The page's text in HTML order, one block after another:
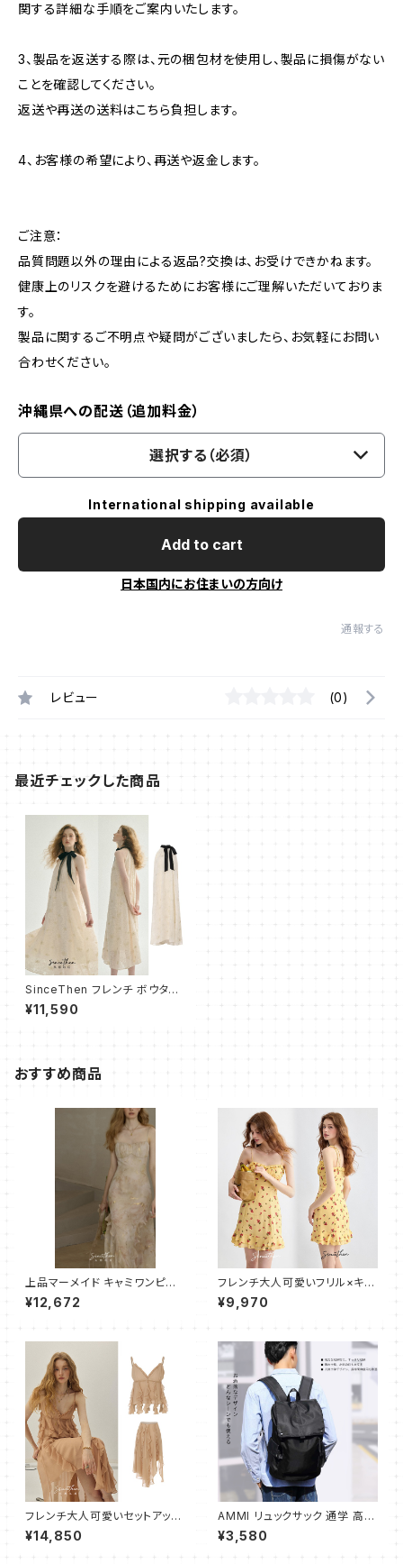
関する詳細な手順をご案内いたします。
3、製品を返送する際は、元の梱包材を使用し、製品に損傷がない
ことを確認してください。
返送や再送の送料はこちら負担します。
4、お客様の希望により、再送や返金します。
ご注意：
品質問題以外の理由による返品?交換は、お受けできかねます。
健康上のリスクを避けるためにお客様にご理解いただいておりま
す。
製品に関するご不明点や疑問がございましたら、お気軽にお問い
合わせください。
沖縄県への配送（追加料金）
選択する（必須）
International shipping available
Add to cart
日本国内にお住まいの方向け
通報する
レビュー (0)
最近チェックした商品
SinceThen フレンチ ボウタイ
ワンピース 刺繍 華やか Long
2024
¥11,590
おすすめ商品
上品マーメイド キャミワンピー
ス パーティードレス ロング
¥12,672
フレンチ大人可愛いフリル×キャ
ミワンピース ショート
¥9,970
フレンチ大人可愛いセットアップ
フリル×フリンジ
¥14,850
AMMI リュックサック 通学 高校
生 大学生 人気 メンズ バックパ
ック 大容量 ビジネスリュック お
¥3,580